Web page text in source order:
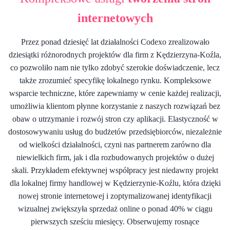
internetowych
Przez ponad dziesięć lat działalności Codexo zrealizowało
dziesiątki różnorodnych projektów dla firm z Kędzierzyna-Koźla,
co pozwoliło nam nie tylko zdobyć szerokie doświadczenie, lecz
także zrozumieć specyfikę lokalnego rynku. Kompleksowe
wsparcie techniczne, które zapewniamy w cenie każdej realizacji,
umożliwia klientom płynne korzystanie z naszych rozwiązań bez
obaw o utrzymanie i rozwój stron czy aplikacji. Elastyczność w
dostosowywaniu usług do budżetów przedsiębiorców, niezależnie
od wielkości działalności, czyni nas partnerem zarówno dla
niewielkich firm, jak i dla rozbudowanych projektów o dużej
skali. Przykładem efektywnej współpracy jest niedawny projekt
dla lokalnej firmy handlowej w Kędzierzynie-Koźlu, która dzięki
nowej stronie internetowej i zoptymalizowanej identyfikacji
wizualnej zwiększyła sprzedaż online o ponad 40% w ciągu
pierwszych sześciu miesięcy. Obserwujemy rosnące